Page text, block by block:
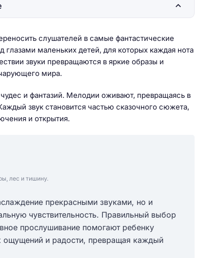
слушателей в самые фантастические
маленьких детей, для которых каждая нота
звуки превращаются в яркие образы и
мира.
и фантазий. Мелодии оживают, превращаясь в
звук становится частью сказочного сюжета,
и открытия.
лес и тишину.
прекрасными звуками, но и
чувствительность. Правильный выбор
прослушивание помогают ребенку
ощущений и радости, превращая каждый